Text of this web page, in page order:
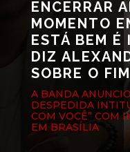
ENCERRAR
MOMENTO
ESTÁ BEM É
DIZ
SOBRE O
A BANDA
DESPEDIDA
COM VOCÊ” COM
EM BRASÍLIA